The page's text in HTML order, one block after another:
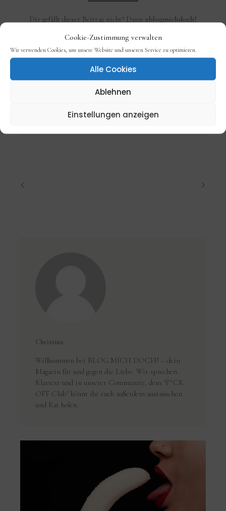
Cookie-Zustimmung verwalten
Wir verwenden Cookies, um unsere Website und unseren Service zu optimieren.
Alle Cookies
Ablehnen
Einstellungen anzeigen
Dir gefällt dieser Beitrag nicht? Dann #blogmichdoch!
Christina
Willkommen bei BLOG MICH DOCH! – dein
Magazin für und gegen die Liebe. Wir sprechen
Klartext und in unserer Community, dem "F*CK
OFF Club" könnt ihr euch außerdem austauschen
und Rat holen.